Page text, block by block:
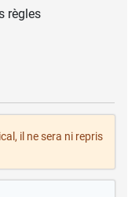
règles
il ne sera ni repris